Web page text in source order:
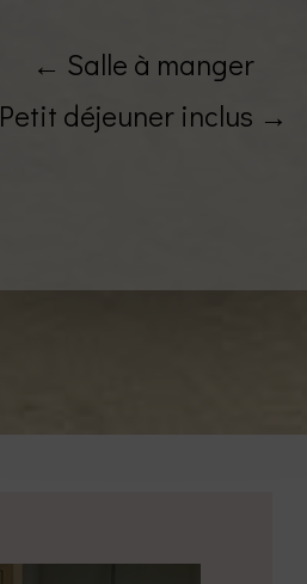
← Salle à manger
Petit déjeuner inclus →